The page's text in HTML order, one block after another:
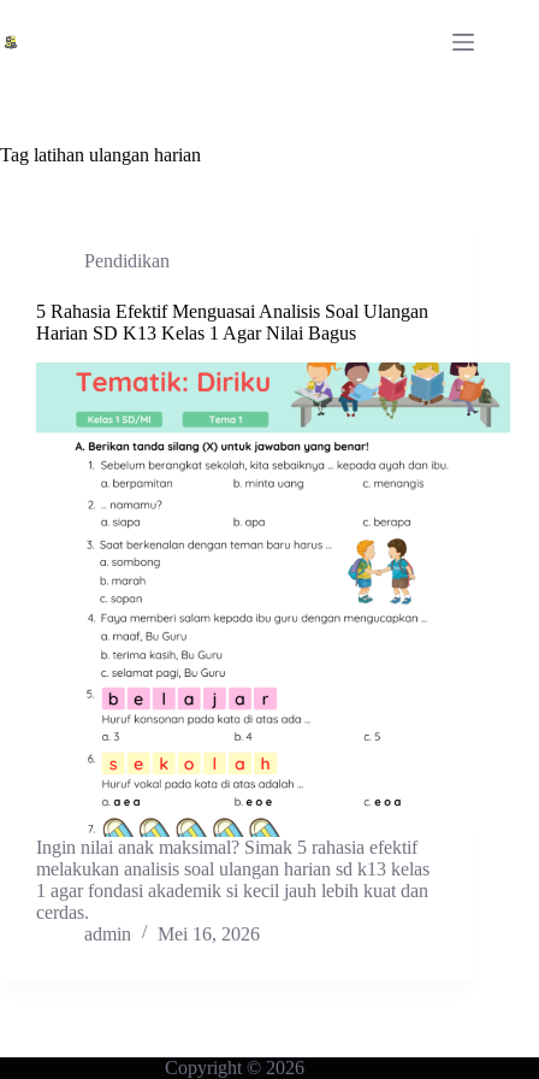
to
content
Tag latihan ulangan harian
Pendidikan
5 Rahasia Efektif Menguasai Analisis Soal Ulangan
Harian SD K13 Kelas 1 Agar Nilai Bagus
Ingin nilai anak maksimal? Simak 5 rahasia efektif
melakukan analisis soal ulangan harian sd k13 kelas
1 agar fondasi akademik si kecil jauh lebih kuat dan
cerdas.
admin
Mei 16, 2026
Copyright © 2026